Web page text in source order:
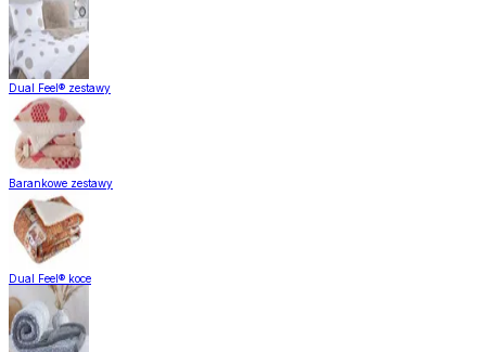
Dual Feel® zestawy
Barankowe zestawy
Dual Feel® koce